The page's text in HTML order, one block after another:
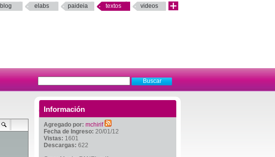
blog elabs paideia textos videos
Información
Agregado por: mchirif
Fecha de Ingreso: 20/01/12
Vistas: 1601
Descargas: 622